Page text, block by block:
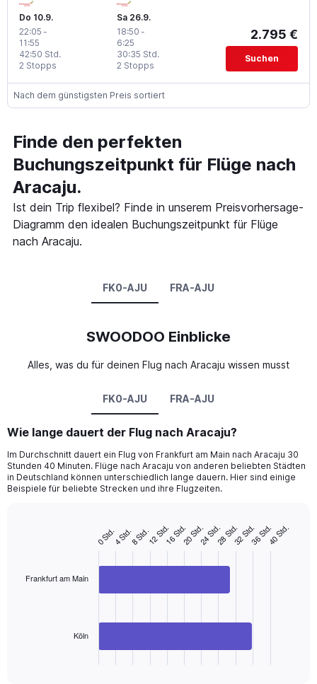
Do 10.9.
22:05 -
11:55
2 Stopps
42:50 Std.
Sa 26.9.
18:50 -
6:25
2 Stopps
30:35 Std.
2.795 €
Suchen
Nach dem günstigsten Preis sortiert
Finde den perfekten
Buchungszeitpunkt für Flüge nach
Aracaju.
Ist dein Trip flexibel? Finde in unserem Preisvorhersage-
Diagramm den idealen Buchungszeitpunkt für Flüge
nach Aracaju.
FK0-AJU FRA-AJU
SWOODOO Einblicke
Alles, was du für deinen Flug nach Aracaju wissen musst
FK0-AJU FRA-AJU
Wie lange dauert der Flug nach Aracaju?
Im Durchschnitt dauert ein Flug von Frankfurt am Main nach Aracaju 30
Stunden 40 Minuten. Flüge nach Aracaju von anderen beliebten Städten
in Deutschland können unterschiedlich lange dauern. Hier sind einige
Beispiele für beliebte Strecken und ihre Flugzeiten.
bars.
Frankfurt am Main
Köln
0 Std. 12 Std. 24 Std. 36 Std.
4 Std.8 Std. 16 Std.20 Std. 28 Std.32 Std. 40 Std.